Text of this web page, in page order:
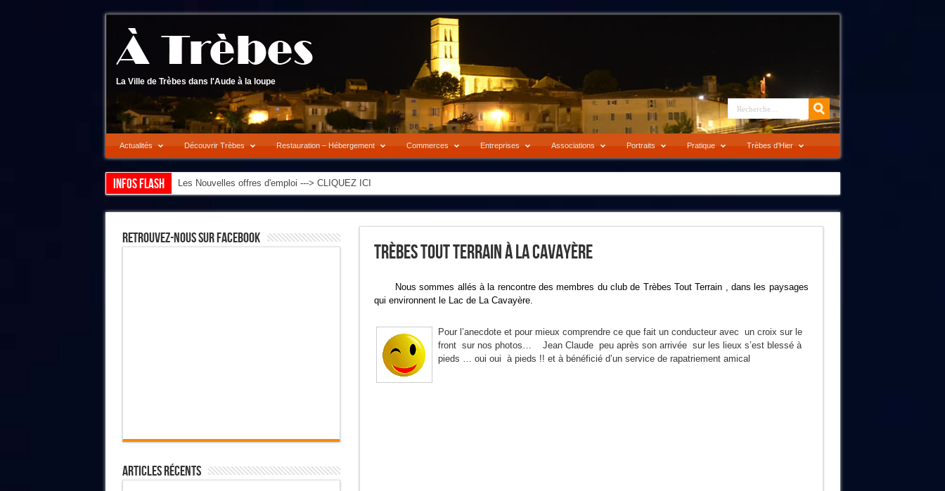
La Ville de Trèbes dans l'Aude à la loupe
Actualités Découvrir Trèbes Restauration – Hébergement Commerces Entreprises Associations Portraits Pratique Trèbes d’Hier
Infos flash Les Nouvelles offres d'emploi ---> CLIQUEZ ICI
Trèbes Tout Terrain À La Cavayère
Nous sommes allés à la rencontre des membres du club de Trèbes Tout Terrain , dans les paysages
qui environnent le Lac de La Cavayère.
Pour l’anecdote et pour mieux comprendre ce que fait un conducteur avec un croix sur le
front sur nos photos… Jean Claude peu après son arrivée sur les lieux s’est blessé à
pieds … oui oui à pieds !! et à bénéficié d’un service de rapatriement amical
Retrouvez-Nous Sur Facebook
Articles Récents